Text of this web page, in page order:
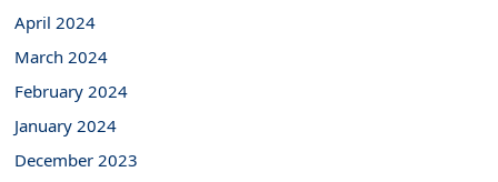
April 2024
March 2024
February 2024
January 2024
December 2023